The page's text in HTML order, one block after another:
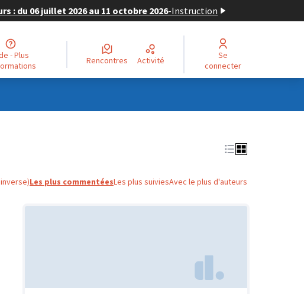
du 06 juillet 2026 au 11 octobre 2026-Instruction
Rencontres Activité
Se
connecter
Les plus commentéesLes plus suiviesAvec le plus d'auteurs